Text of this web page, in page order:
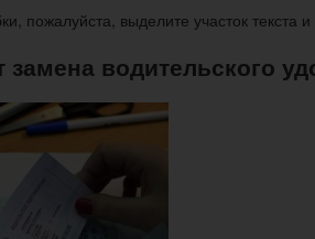
пожалуйста, выделите участок
замена водительского